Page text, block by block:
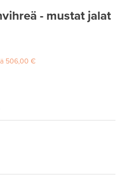
- mustat jalat
506,00 €